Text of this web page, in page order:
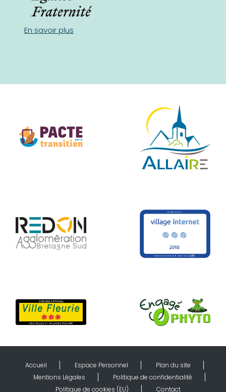
En savoir plus
Accueil Espace Personnel
Plan du site
Mentions Légales
Politique de confidentialité
Politique de cookies (EU)
Contact